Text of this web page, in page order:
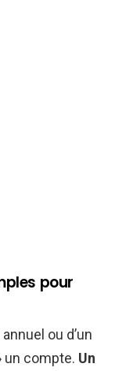
pour
ou d’un
un compte. Un